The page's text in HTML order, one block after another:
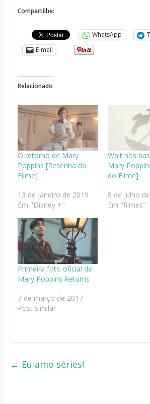
Compartilhe:
WhatsApp
E-mail
Relacionado
O retorno de Mary
Poppins [Resenha do
Filme]
13 de janeiro de 2019
Em "Disney +"
Walt nos
Mary
do Filme]
8 de julho
Em "filmes"
Primeira foto oficial de
Mary Poppins Returns
7 de março de 2017
Post similar
← Eu amo séries!